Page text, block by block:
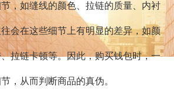
，如缝线的颜色、拉链的质量、内衬
会在这些细节上有明显的差异，如颜
拉链卡顿等。因此，购买钱包时，一
，从而判断商品的真伪。